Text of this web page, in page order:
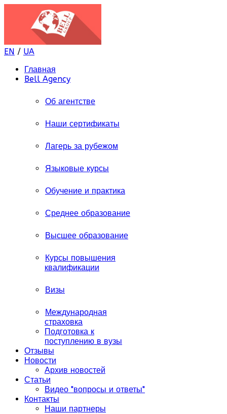
EN / UA
Главная
Bell Agency
Об агентстве
Наши сертификаты
Лагерь за рубежом
Языковые курсы
Обучение и практика
Среднее образование
Высшее образование
Курсы повышения
квалификации
Визы
Международная
страховка
Подготовка к
поступлению в вузы
Отзывы
Новости
Архив новостей
Статьи
Видео "вопросы и ответы"
Контакты
Наши партнеры